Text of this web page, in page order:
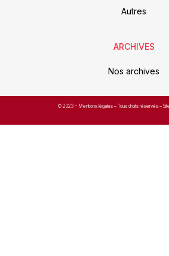
Autres
ARCHIVES
Nos archives
© 2023 – Mentions légales – Tous droits réservés –